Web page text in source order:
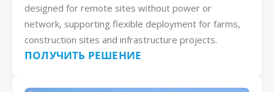
designed for remote sites without power or
network, supporting flexible deployment for farms,
construction sites and infrastructure projects.
ПОЛУЧИТЬ РЕШЕНИЕ